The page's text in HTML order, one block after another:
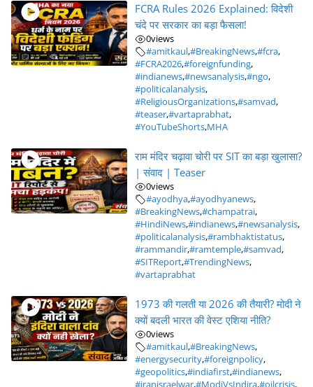
FCRA Rules 2026 Explained: विदेशी
चंदे पर सरकार का बड़ा फैसला!
0views
#amitkaul,#BreakingNews,#fcra,
#FCRA2026,#foreignfunding,
#indianews,#newsanalysis,#ngo,
#politicalanalysis,
#ReligiousOrganizations,#samvad,
#teaser,#vartaprabhat,
#YouTubeShorts,MHA
राम मंदिर चढ़ावा चोरी पर SIT का बड़ा खुलासा?
| संवाद | Teaser
0views
#ayodhya,#ayodhyanews,
#BreakingNews,#champatrai,
#HindiNews,#indianews,#newsanalysis,
#politicalanalysis,#rambhaktistatus,
#rammandir,#ramtemple,#samvad,
#SITReport,#TrendingNews,
#vartaprabhat
1973 की गलती या 2026 की तैयारी? मोदी ने
क्यों बदली भारत की वेस्ट एशिया नीति?
0views
#amitkaul,#BreakingNews,
#energysecurity,#foreignpolicy,
#geopolitics,#indiafirst,#indianews,
#iranisraelwar,#ModiVsIndira,#oilcrisis,